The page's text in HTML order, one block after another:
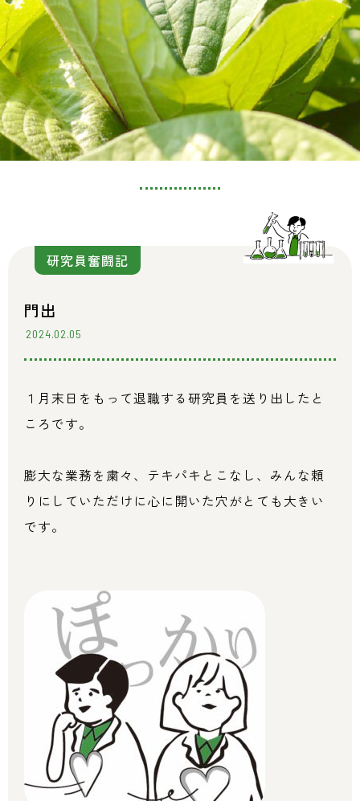
研究員奮闘記
門出
2024.02.05
１月末日をもって退職する研究員を送り出したと
ころです。
膨大な業務を粛々、テキパキとこなし、みんな頼
りにしていただけに心に開いた穴がとても大きい
です。